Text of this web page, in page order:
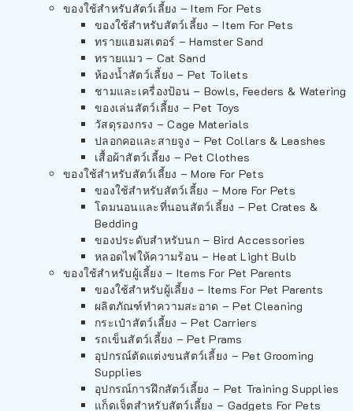
ของใช้สำหรับสัตว์เลี้ยง – Item For Pets
ของใช้สำหรับสัตว์เลี้ยง – Item For Pets
ทรายแฮมสเตอร์ – Hamster Sand
ทรายแมว – Cat Sand
ห้องน้ำสัตว์เลี้ยง – Pet Toilets
ชามและเครื่องป้อน – Bowls, Feeders & Watering
ของเล่นสัตว์เลี้ยง – Pet Toys
วัสดุรองกรง – Cage Materials
ปลอกคอและสายจูง – Pet Collars & Leashes
เสื้อผ้าสัตว์เลี้ยง – Pet Clothes
ของใช้สำหรับสัตว์เลี้ยง – More For Pets
ของใช้สำหรับสัตว์เลี้ยง – More For Pets
โดมนอนและที่นอนสัตว์เลี้ยง – Pet Crates &
Bedding
ของประดับสำหรับนก – Bird Accessories
หลอดไฟให้ความร้อน – Heat Light Bulb
ของใช้สำหรับผู้เลี้ยง – Items For Pet Parents
ของใช้สำหรับผู้เลี้ยง – Items For Pet Parents
ผลิตภัณฑ์ทำความสะอาด – Pet Cleaning
กระเป๋าสัตว์เลี้ยง – Pet Carriers
รถเข็นสัตว์เลี้ยง – Pet Prams
อุปกรณ์ตัดแต่งขนสัตว์เลี้ยง – Pet Grooming
Supplies
อุปกรณ์การฝึกสัตว์เลี้ยง – Pet Training Supplies
แก็ดเจ็ตสำหรับสัตว์เลี้ยง – Gadgets For Pets